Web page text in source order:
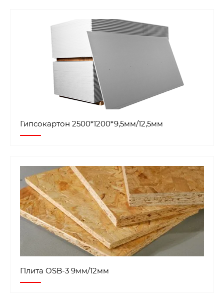
Гипсокартон 2500*1200*9,5мм/12,5мм
Плита OSB-3 9мм/12мм